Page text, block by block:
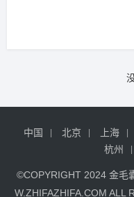
中国 北京 上海
杭州
©COPYRIGHT 2024 金毛
W.ZHIFAZHIFA.COM ALL